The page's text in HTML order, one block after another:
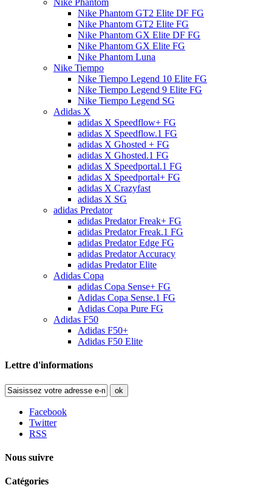
Nike Phantom
Nike Phantom GT2 Elite DF FG
Nike Phantom GT2 Elite FG
Nike Phantom GX Elite DF FG
Nike Phantom GX Elite FG
Nike Phantom Luna
Nike Tiempo
Nike Tiempo Legend 10 Elite FG
Nike Tiempo Legend 9 Elite FG
Nike Tiempo Legend SG
Adidas X
adidas X Speedflow+ FG
adidas X Speedflow.1 FG
adidas X Ghosted + FG
adidas X Ghosted.1 FG
adidas X Speedportal.1 FG
adidas X Speedportal+ FG
adidas X Crazyfast
adidas X SG
adidas Predator
adidas Predator Freak+ FG
adidas Predator Freak.1 FG
adidas Predator Edge FG
adidas Predator Accuracy
adidas Predator Elite
Adidas Copa
adidas Copa Sense+ FG
Adidas Copa Sense.1 FG
Adidas Copa Pure FG
Adidas F50
Adidas F50+
Adidas F50 Elite
Lettre d'informations
ok
Facebook
Twitter
RSS
Nous suivre
Catégories